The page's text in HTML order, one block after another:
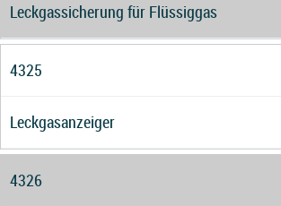
Leckgassicherung für Flüssiggas
4325
Leckgasanzeiger
4326